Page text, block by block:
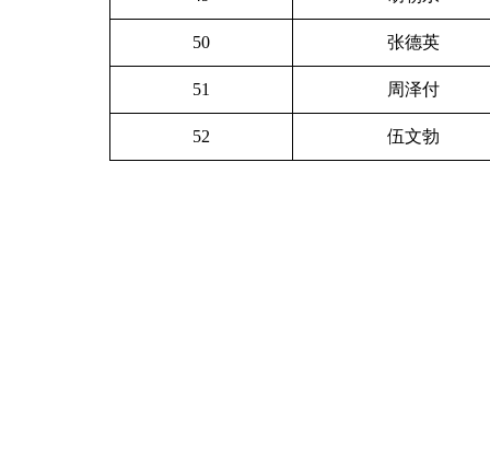
50 张德英
51 周泽付
52 伍文勃